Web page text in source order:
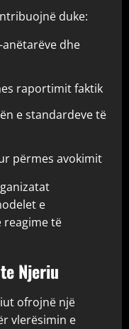
duke:
dhe
raportimit faktik
e standardeve të
përmes avokimit
e
të
Njeriu
ofrojnë një
vlerësimin e